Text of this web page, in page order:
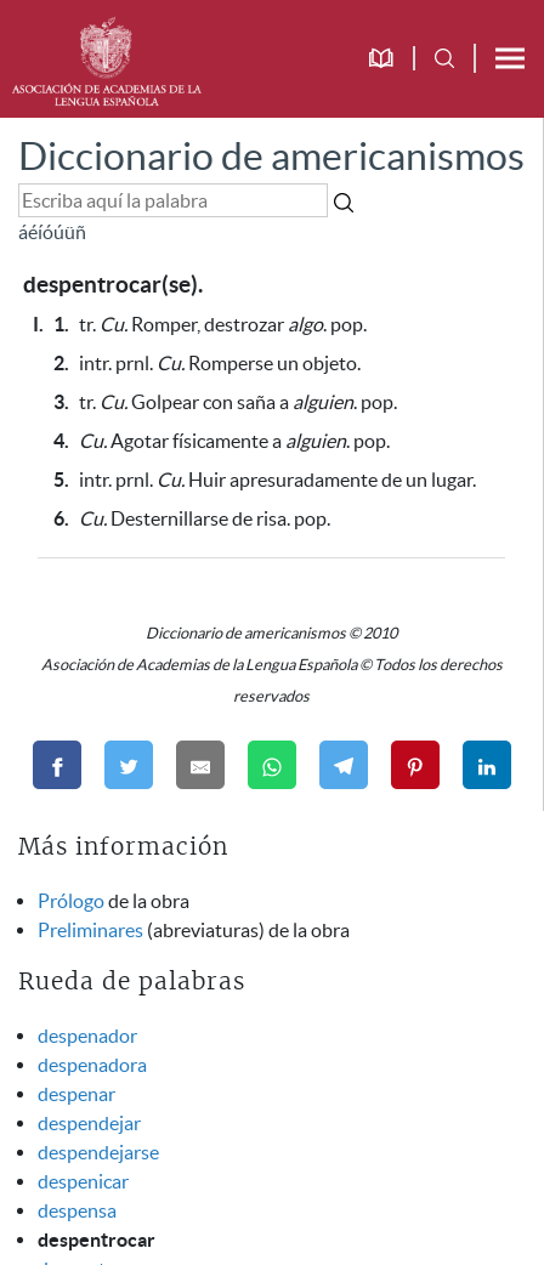
Diccionario de americanismos
áéíóúüñ
despentrocar(se).
I. 1. tr. Cu. Romper, destrozar algo. pop.
2. intr. prnl. Cu. Romperse un objeto.
3. tr. Cu.Golpear con saña a alguien. pop.
4.
Cu.Agotar físicamente a alguien. pop.
5. intr. prnl. Cu. Huir apresuradamente de un lugar.
6.
Cu. Desternillarse de risa. pop.
Diccionario de americanismos © 2010
Asociación de Academias de la Lengua Española © Todos los derechos
reservados
Más información
Prólogode la obra
Preliminares (abreviaturas) de la obra
Rueda de palabras
despenador
despenadora
despenar
despendejar
despendejarse
despenicar
despensa
despentrocar